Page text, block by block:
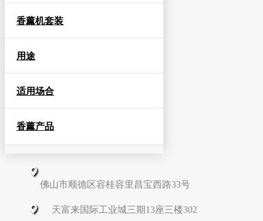
香薰机套装
用途
适用场合
香薰产品
佛山市顺德区容桂容里昌宝西路33号
天富来国际工业城三期13座三楼302